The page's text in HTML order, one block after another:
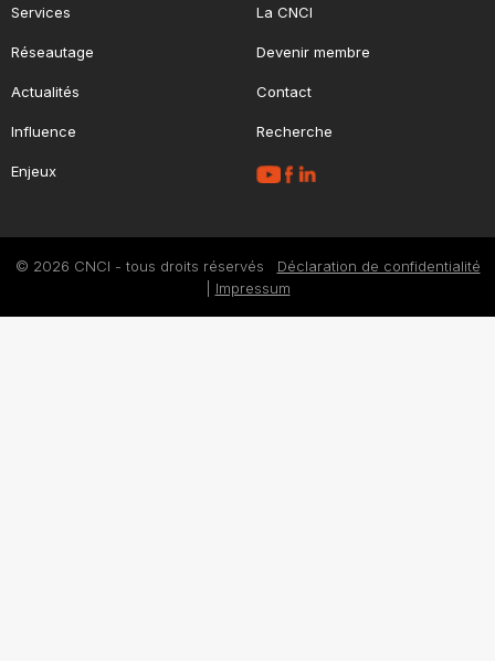
Services
Réseautage
Actualités
Influence
Enjeux
La CNCI
Devenir membre
Contact
Recherche
© 2026 CNCI - tous droits réservés Déclaration de confidentialité
Impressum